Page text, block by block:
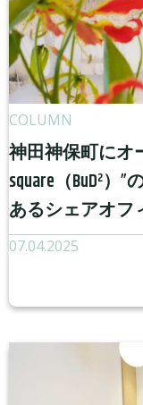
COLUMN
神田神保町にオ
square（BuD²
あるシェアオフ
07.04.2025